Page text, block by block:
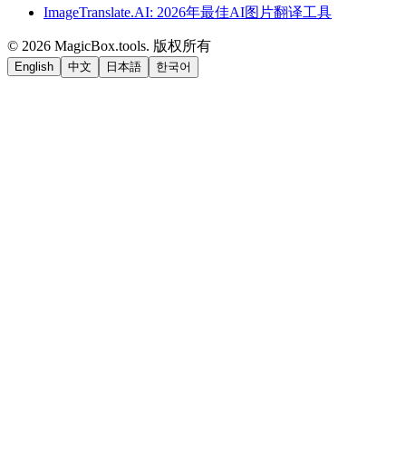
ImageTranslate.AI: 2026年最佳AI图片翻译工具
© 2026 MagicBox.tools. 版权所有
English 中文 日本語 한국어